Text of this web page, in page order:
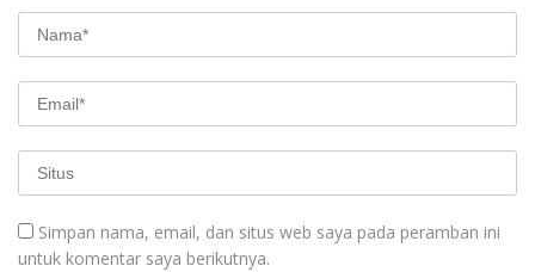
Simpan nama, email, dan situs web saya pada peramban ini
untuk komentar saya berikutnya.